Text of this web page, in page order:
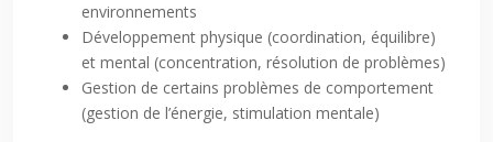
environnements
Développement physique (coordination, équilibre)
et mental (concentration, résolution de problèmes)
Gestion de certains problèmes de comportement
(gestion de l’énergie, stimulation mentale)